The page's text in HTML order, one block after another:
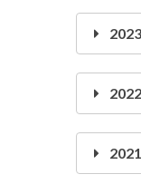
2023
2022
2021